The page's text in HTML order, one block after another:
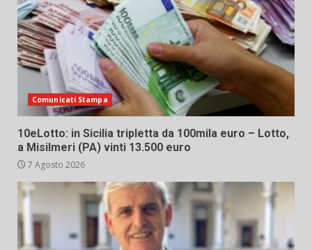
Comunicati Stampa
10eLotto: in Sicilia tripletta da 100mila euro – Lotto,
a Misilmeri (PA) vinti 13.500 euro
7 Agosto 2026